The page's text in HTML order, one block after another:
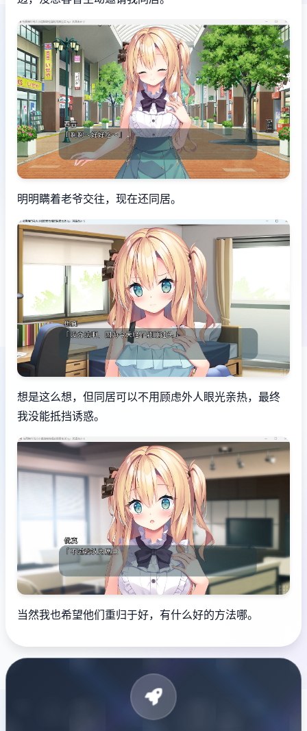
明明瞒着老爷交往，现在还同居。
想是这么想，但同居可以不用顾虑外人眼光亲热，最终
我没能抵挡诱惑。
当然我也希望他们重归于好，有什么好的方法哪。